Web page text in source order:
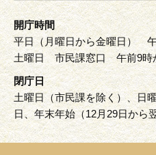
開庁時間
平日（月曜日から金曜日）
土曜日 市民課窓口 午前9時
閉庁日
土曜日（市民課を除く）、日
日、年末年始（12月29日から